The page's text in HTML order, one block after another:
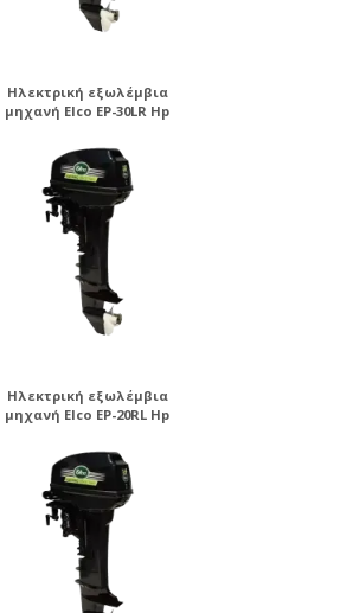
Ηλεκτρική εξωλέμβια
μηχανή Elco EP-30LR Hp
Ηλεκτρική εξωλέμβια
μηχανή Elco EP-20RL Hp